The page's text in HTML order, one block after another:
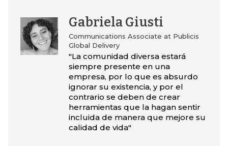
Gabriela Giusti
Communications Associate at Publicis
Global Delivery
"La comunidad diversa estará
siempre presente en una
empresa, por lo que es absurdo
ignorar su existencia, y por el
contrario se deben de crear
herramientas que la hagan sentir
incluida de manera que mejore su
calidad de vida"